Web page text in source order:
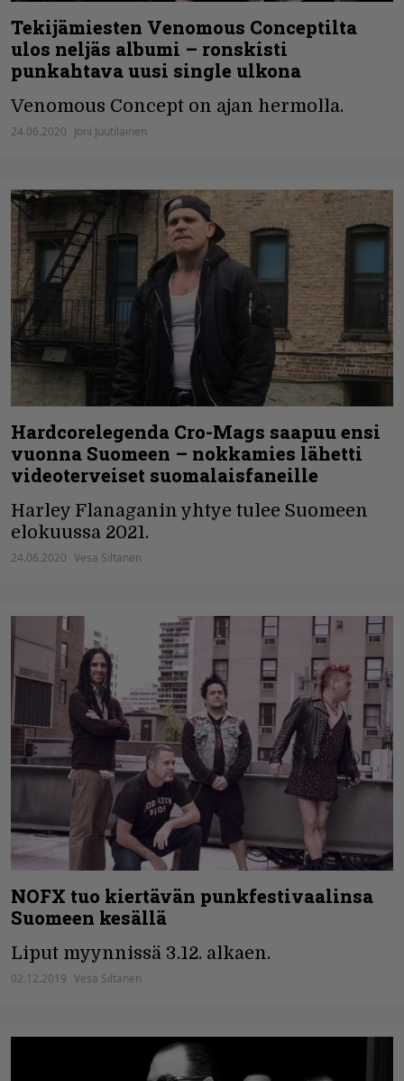
Tekijämiesten Venomous Conceptilta
ulos neljäs albumi – ronskisti
punkahtava uusi single ulkona
Venomous Concept on ajan hermolla.
24.06.2020 Joni Juutilainen
Hardcorelegenda Cro-Mags saapuu ensi
vuonna Suomeen – nokkamies lähetti
videoterveiset suomalaisfaneille
Harley Flanaganin yhtye tulee Suomeen
elokuussa 2021.
24.06.2020 Vesa Siltanen
NOFX tuo kiertävän punkfestivaalinsa
Suomeen kesällä
Liput myynnissä 3.12. alkaen.
02.12.2019 Vesa Siltanen